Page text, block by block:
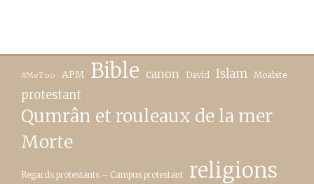
#MeToo APM Bible canon David Islam Moabite
protestant
Qumrân et rouleaux de la mer
Morte
Regards protestants – Campus protestant religions